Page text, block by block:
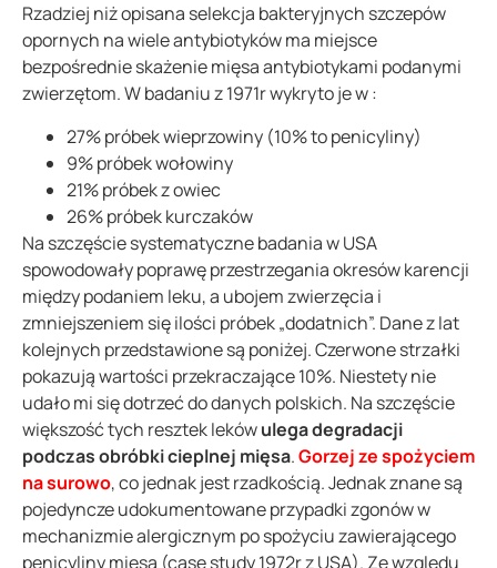
Rzadziej niż opisana selekcja bakteryjnych szczepów
opornych na wiele antybiotyków ma miejsce
bezpośrednie skażenie mięsa antybiotykami podanymi
zwierzętom. W badaniu z 1971r wykryto je w :
27% próbek wieprzowiny (10% to penicyliny)
9% próbek wołowiny
21% próbek z owiec
26% próbek kurczaków
Na szczęście systematyczne badania w USA
spowodowały poprawę przestrzegania okresów karencji
między podaniem leku, a ubojem zwierzęcia i
zmniejszeniem się ilości próbek „dodatnich”. Dane z lat
kolejnych przedstawione są poniżej. Czerwone strzałki
pokazują wartości przekraczające 10%. Niestety nie
udało mi się dotrzeć do danych polskich. Na szczęście
większość tych resztek lekówulega degradacji
podczas obróbki cieplnej mięsa.Gorzej ze spożyciem
na surowo, co jednak jest rzadkością. Jednak znane są
pojedyncze udokumentowane przypadki zgonów w
mechanizmie alergicznym po spożyciu zawierającego
penicyliny mięsa (case study 1972r z USA). Ze względu